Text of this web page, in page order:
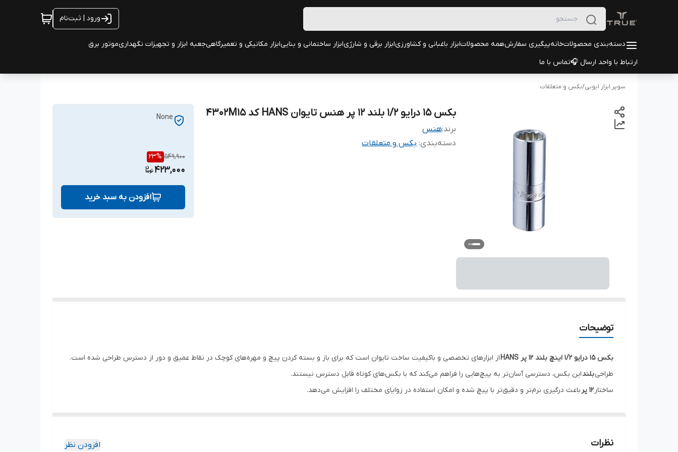
ورود | ثبت‌نام
دسته‌بندی محصولاتخانهپیگیری سفارشهمه محصولاتابزار باغبانی و کشاورزیابزار برقی و شارژیابزار ساختمانی و بناییابزار مکانیکی و تعمیرگاهیجعبه ابزار و تجهیزات نگهداریموتور برق
ارتباط با واحد ارسال 🎧تماس با ما
سوپر ابزار ایوبی/بکس و متعلقات
بکس 15 درایو 1/2 بلند 12 پر هنس تایوان HANS کد 4302M15
برند:هنس
دسته‌بندی: بکس و متعلقات
None
549,900
23%
423,000
افزودن به سبد خرید
توضیحات
بکس 15 درایو 1/2 اینچ بلند 12 پر HANS
از ابزارهای تخصصی و باکیفیت ساخت تایوان است که برای باز و بسته کردن پیچ و مهره‌های کوچک در نقاط عمیق و دور از دسترس طراحی شده است.
طراحیبلنداین بکس، دسترسی آسان‌تر به پیچ‌هایی را فراهم می‌کند که با بکس‌های کوتاه قابل دسترس نیستند.
ساختار۱۲ پر
باعث درگیری نرم‌تر و دقیق‌تر با پیچ شده و امکان استفاده در زوایای مختلف را افزایش می‌دهد.
درایو استاندارد
نظرات افزودن نظر